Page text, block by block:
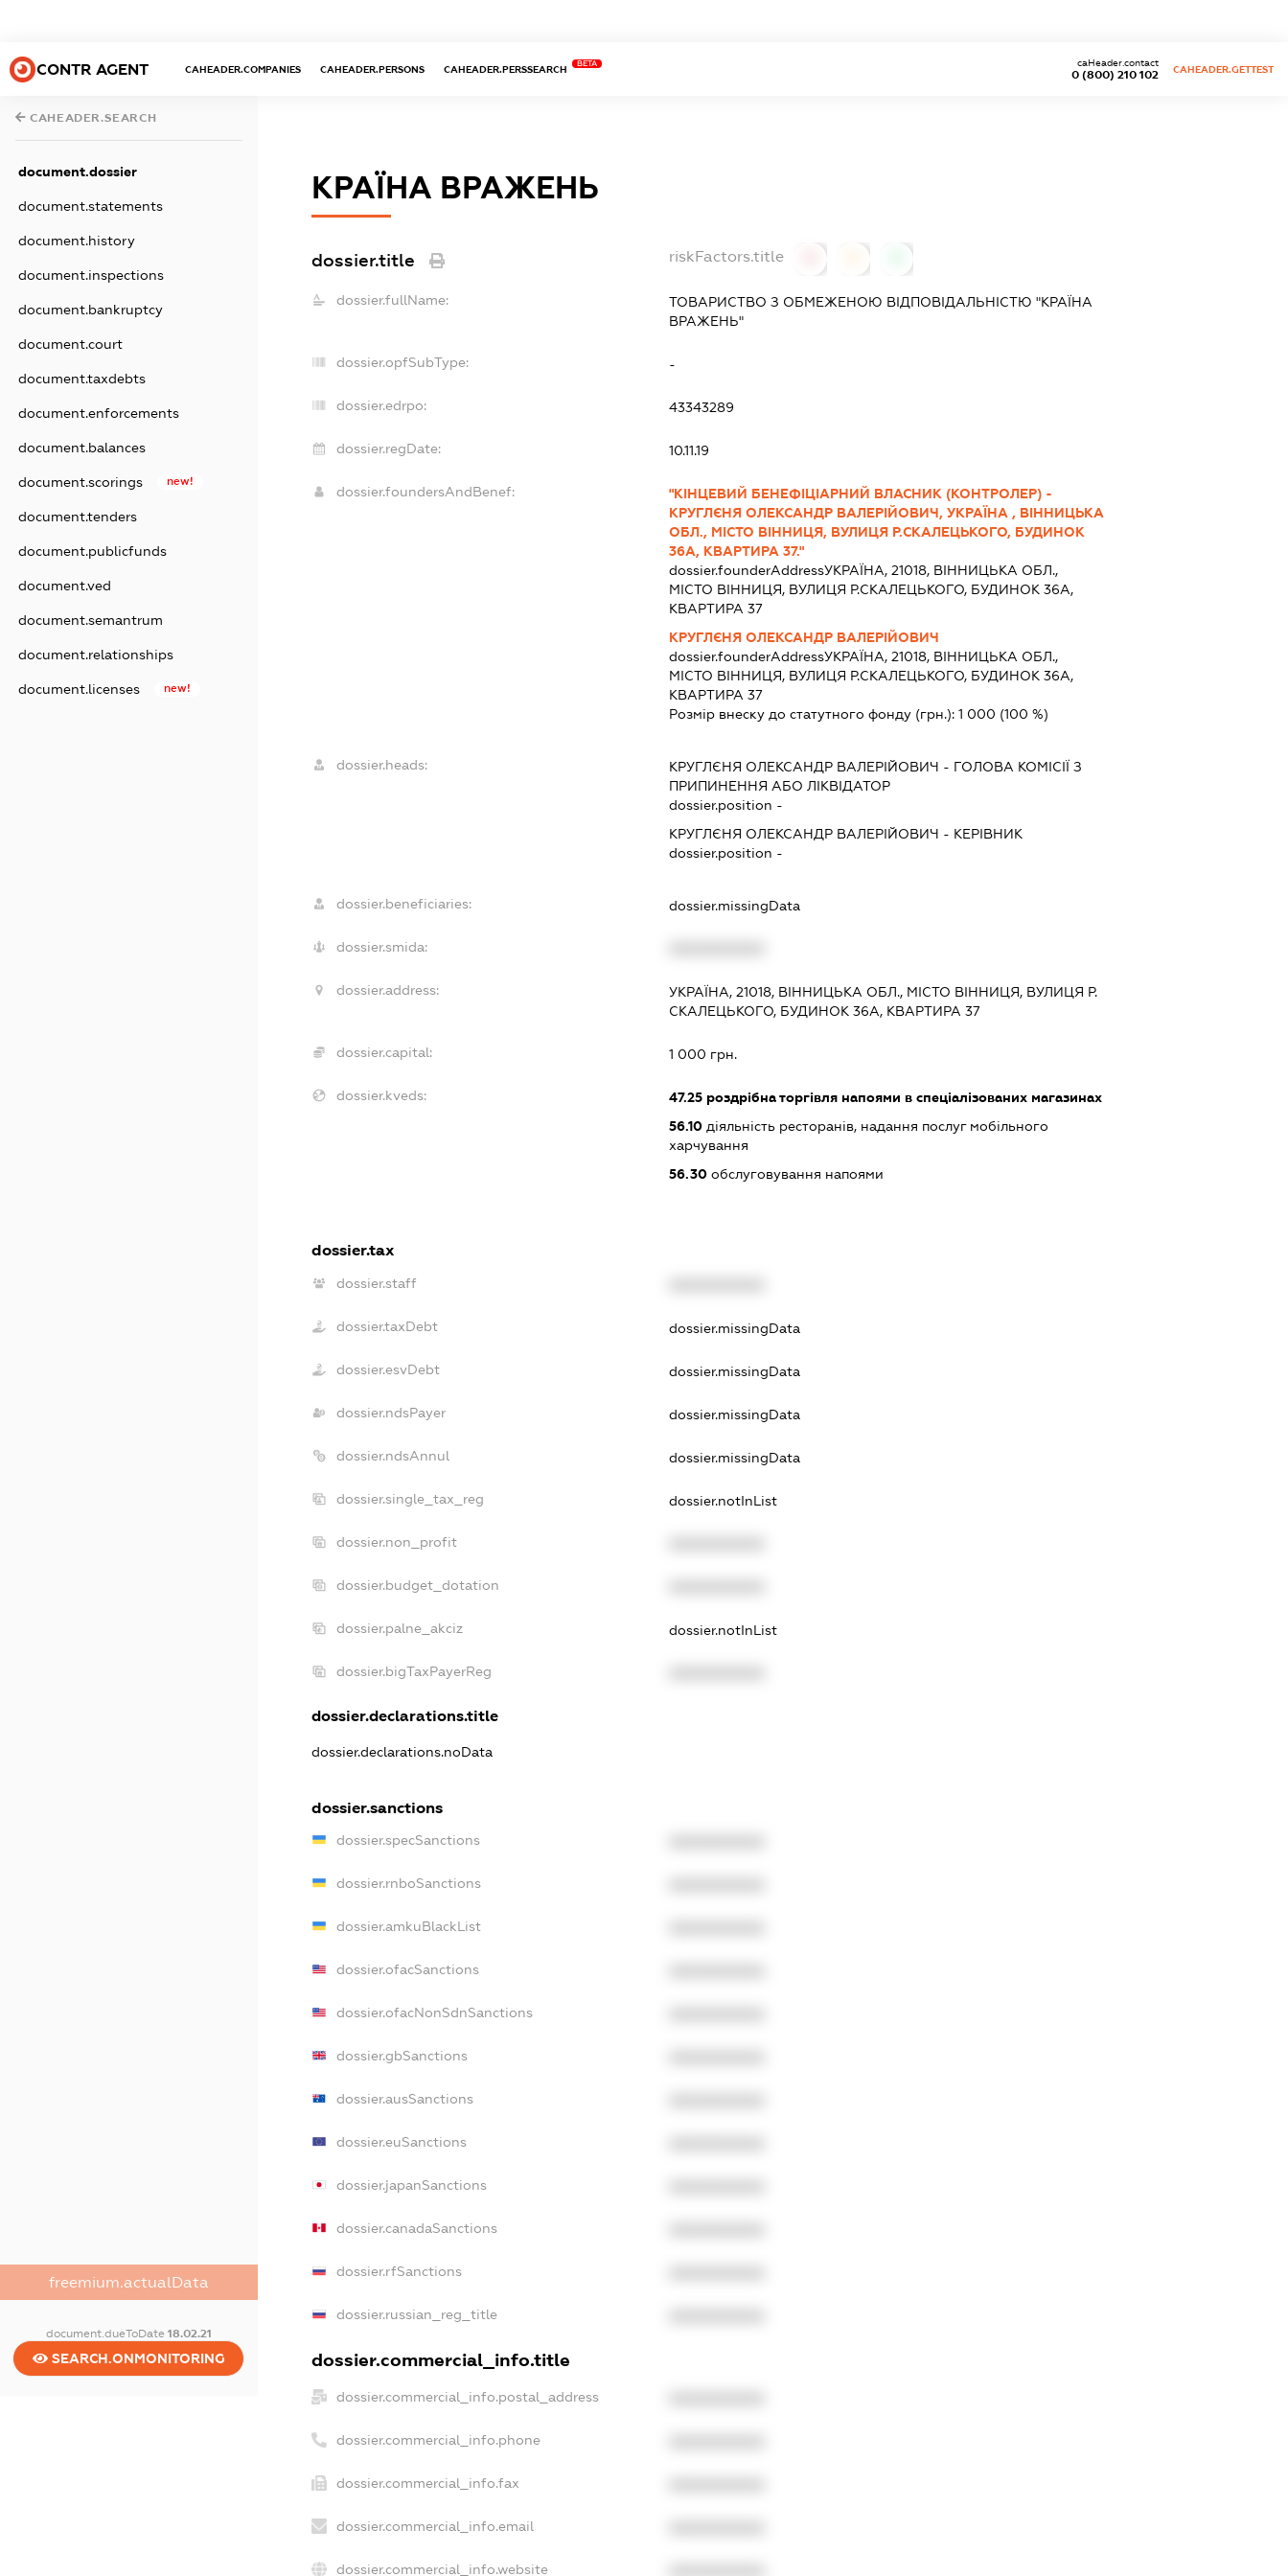
CONTR AGENT CAHEADER.COMPANIES CAHEADER.PERSONS CAHEADER.PERSSEARCH
BETA
0 (800) 210 102
caHeader.contact
CAHEADER.GETTEST
CAHEADER.SEARCH
document.dossier
document.statements
document.history
document.inspections
document.bankruptcy
document.court
document.taxdebts
document.enforcements
document.balances
document.scorings new!
document.tenders
document.publicfunds
document.ved
document.semantrum
document.relationships
document.licenses new!
freemium.actualData
document.dueToDate 18.02.21
SEARCH.ONMONITORING
КРАЇНА ВРАЖЕНЬ
dossier.title riskFactors.title
dossier.fullName:
ТОВАРИСТВО З ОБМЕЖЕНОЮ ВІДПОВІДАЛЬНІСТЮ "КРАЇНА
ВРАЖЕНЬ"
dossier.opfSubType: -
dossier.edrpo: 43343289
dossier.regDate: 10.11.19
dossier.foundersAndBenef:
"КІНЦЕВИЙ БЕНЕФІЦІАРНИЙ ВЛАСНИК (КОНТРОЛЕР) -
КРУГЛЄНЯ ОЛЕКСАНДР ВАЛЕРІЙОВИЧ, УКРАЇНА , ВІННИЦЬКА
ОБЛ., МІСТО ВІННИЦЯ, ВУЛИЦЯ Р.СКАЛЕЦЬКОГО, БУДИНОК
36А, КВАРТИРА 37."
dossier.founderAddressУКРАЇНА, 21018, ВІННИЦЬКА ОБЛ.,
МІСТО ВІННИЦЯ, ВУЛИЦЯ Р.СКАЛЕЦЬКОГО, БУДИНОК 36А,
КВАРТИРА 37
КРУГЛЄНЯ ОЛЕКСАНДР ВАЛЕРІЙОВИЧ
dossier.founderAddressУКРАЇНА, 21018, ВІННИЦЬКА ОБЛ.,
МІСТО ВІННИЦЯ, ВУЛИЦЯ Р.СКАЛЕЦЬКОГО, БУДИНОК 36А,
КВАРТИРА 37
Розмір внеску до статутного фонду (грн.): 1 000 (100 %)
dossier.heads: КРУГЛЄНЯ ОЛЕКСАНДР ВАЛЕРІЙОВИЧ - ГОЛОВА КОМІСІЇ З
ПРИПИНЕННЯ АБО ЛІКВІДАТОР
dossier.position -
КРУГЛЄНЯ ОЛЕКСАНДР ВАЛЕРІЙОВИЧ - КЕРІВНИК
dossier.position -
dossier.beneficiaries: dossier.missingData
dossier.smida:
dossier.address:
УКРАЇНА, 21018, ВІННИЦЬКА ОБЛ., МІСТО ВІННИЦЯ, ВУЛИЦЯ Р.
СКАЛЕЦЬКОГО, БУДИНОК 36А, КВАРТИРА 37
dossier.capital: 1 000 грн.
dossier.kveds: 47.25роздрібна торгівля напоями в спеціалізованих магазинах
56.10діяльність ресторанів, надання послуг мобільного
харчування
56.30обслуговування напоями
dossier.tax
dossier.staff
dossier.taxDebt dossier.missingData
dossier.esvDebt dossier.missingData
dossier.ndsPayer dossier.missingData
dossier.ndsAnnul dossier.missingData
dossier.single_tax_reg dossier.notInList
dossier.non_profit
dossier.budget_dotation
dossier.palne_akciz dossier.notInList
dossier.bigTaxPayerReg
dossier.declarations.title
dossier.declarations.noData
dossier.sanctions
dossier.specSanctions
dossier.rnboSanctions
dossier.amkuBlackList
dossier.ofacSanctions
dossier.ofacNonSdnSanctions
dossier.gbSanctions
dossier.ausSanctions
dossier.euSanctions
dossier.japanSanctions
dossier.canadaSanctions
dossier.rfSanctions
dossier.russian_reg_title
dossier.commercial_info.title
dossier.commercial_info.postal_address
dossier.commercial_info.phone
dossier.commercial_info.fax
dossier.commercial_info.email
dossier.commercial_info.website